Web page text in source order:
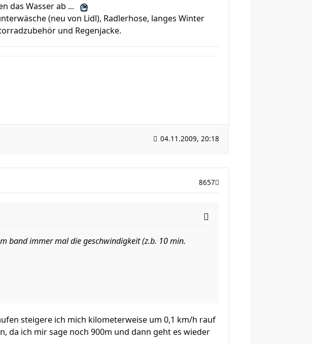
das Wasser ab ...
(neu von Lidl), Radlerhose, langes Winter
und Regenjacke.
04.11.2009, 20:18
8657
band immer mal die geschwindigkeit (z.b. 10 min.
steigere ich mich kilometerweise um 0,1 km/h rauf
da ich mir sage noch 900m und dann geht es wieder